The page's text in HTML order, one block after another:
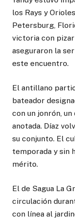
los Rays y
Petersburg,
victoria con
aseguraron la
este encuentro.
El antillano
bateador
con un jonrón,
anotada. Díaz
su conjunto. El
temporada y sin
mérito.
El de Sagua La
circulación
con línea al